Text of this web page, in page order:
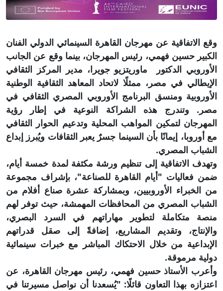
وقع الاتفاقية عن مهرجان القاهرة السينمائي الدولي الفنان
الكبير حسين فهمي، رئيس المهرجان، بينما وقع عن الجانب
الأوروبي الدكتور ماوريتزيو جويرا، مدير المركز الثقافي
الإيطالي في مصر، ممثلًا لاتحاد المعاهد الثقافية الوطنية
الأوروبية ومنسق البرنامج الأوروبي المصري الثقافي في
مصر. وتندرج هذه الشراكة النوعية في إطار رؤية
المهرجان لتمكين المواهب المحلية وتدعيم الحوار الثقافي
مع أوروبا، إيمانًا بأن السينما جسرٌ يعبر الثقافات ويُبرز إبداع
الشباب المصري.
وتهدف الاتفاقية إلى تنظيم ورشة مكثفة لمدة خمسة أيام،
ضمن فعاليات "أيام القاهرة للصناعة"، بإشراف مجموعة
من الخبراء الأوروبيين، وبمشاركة عشرة صناع أفلام من
الشباب المصري من المحافظات المهمشة، حيث توفر لهم
منصة متكاملة لتطوير مهاراتهم في السرد البصري،
والإنتاج، وتقديم المشاريع، إضافةً إلى صقل قدراتهم
الإبداعية من خلال الاحتكاك المباشر مع خبرات سينمائية
دولية مرموقة.
وأعرب الأستاذ حسين فهمي، رئيس مهرجان القاهرة، عن
اعتزازه بهذا التعاون قائلًا: "يُسعدنا أن نواصل مسيرتنا في